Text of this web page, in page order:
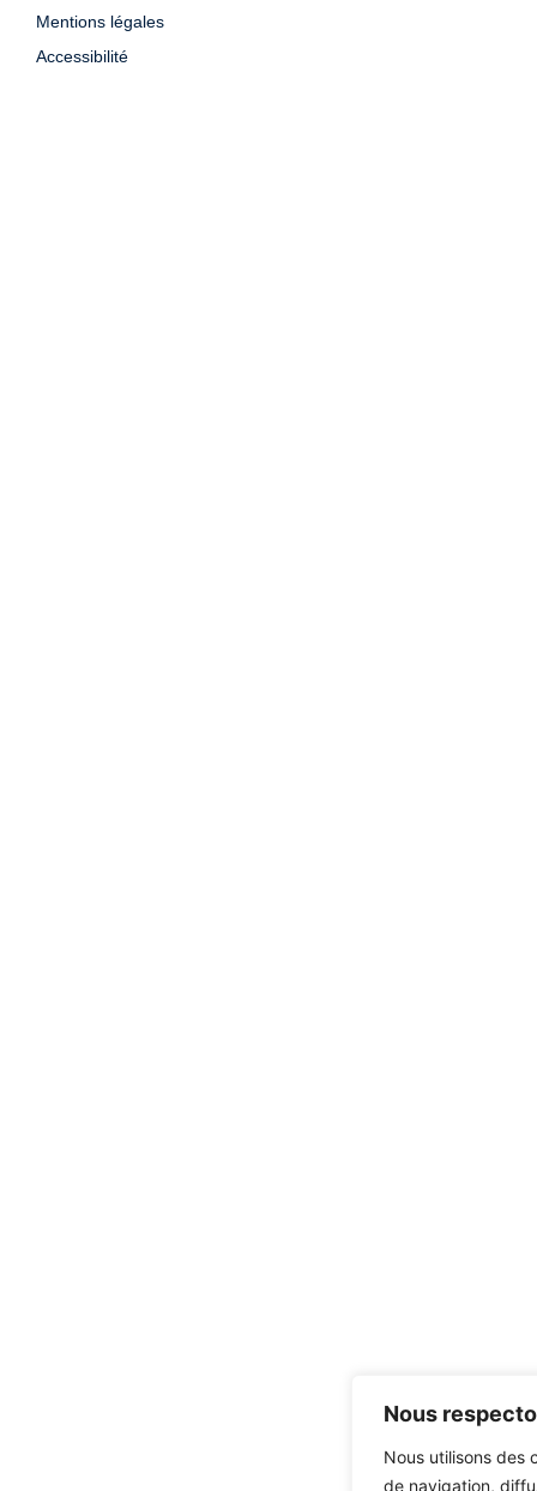
Nous
Nous utilisons des
de navigation,
Mentions légales
Accessibilité